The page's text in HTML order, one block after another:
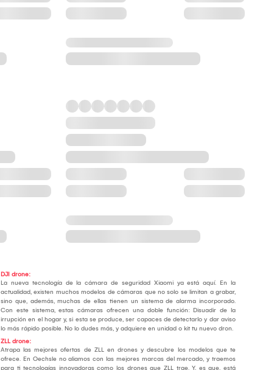
DJI drone:
La nueva tecnología de la cámara de seguridad Xiaomi ya está aquí. En la
actualidad, existen muchos modelos de cámaras que no solo se limitan a grabar,
sino que, además, muchas de ellas tienen un sistema de alarma incorporado.
Con este sistema, estas cámaras ofrecen una doble función: Disuadir de la
irrupción en el hogar y, si esta se produce, ser capaces de detectarlo y dar aviso
lo más rápido posible. No lo dudes más, y adquiere en unidad o kit tu nuevo dron.
ZLL drone:
Atrapa las mejores ofertas de ZLL en drones y descubre los modelos que te
ofrece. En Oechsle no aliamos con las mejores marcas del mercado, y traemos
para ti tecnologías innovadoras como los drones que ZLL trae. Y, es que, está